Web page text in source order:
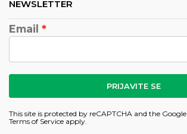
NEWSLETTER
Email
PRIJAVITE SE
This site is protected by reCAPTCHA and the Google
Terms of Service apply.